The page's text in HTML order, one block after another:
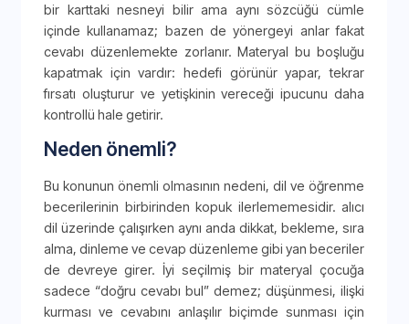
bir karttaki nesneyi bilir ama aynı sözcüğü cümle
içinde kullanamaz; bazen de yönergeyi anlar fakat
cevabı düzenlemekte zorlanır. Materyal bu boşluğu
kapatmak için vardır: hedefi görünür yapar, tekrar
fırsatı oluşturur ve yetişkinin vereceği ipucunu daha
kontrollü hale getirir.
Neden önemli?
Bu konunun önemli olmasının nedeni, dil ve öğrenme
becerilerinin birbirinden kopuk ilerlememesidir. alıcı
dil üzerinde çalışırken aynı anda dikkat, bekleme, sıra
alma, dinleme ve cevap düzenleme gibi yan beceriler
de devreye girer. İyi seçilmiş bir materyal çocuğa
sadece “doğru cevabı bul” demez; düşünmesi, ilişki
kurması ve cevabını anlaşılır biçimde sunması için